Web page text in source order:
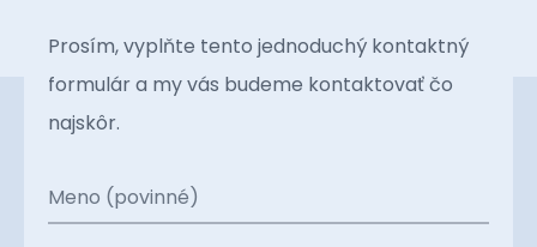
Prosím, vyplňte tento jednoduchý kontaktný
formulár a my vás budeme kontaktovať čo
najskôr.
Meno (povinné)